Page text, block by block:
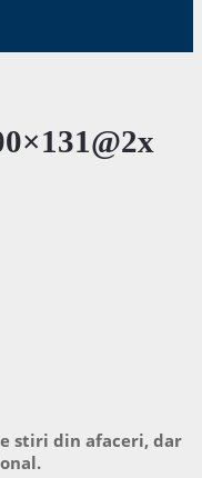
stiri din afaceri, dar